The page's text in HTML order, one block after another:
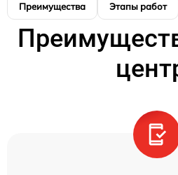
Преимущества Этапы работ